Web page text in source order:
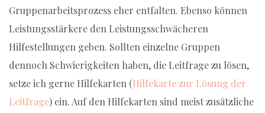
Gruppenarbeitsprozess eher entfalten. Ebenso können
Leistungsstärkere den Leistungsschwächeren
Hilfestellungen geben. Sollten einzelne Gruppen
dennoch Schwierigkeiten haben, die Leitfrage zu lösen,
setze ich gerne Hilfekarten (Hilfekarte zur Lösung der
Leitfrage) ein. Auf den Hilfekarten sind meist zusätzliche